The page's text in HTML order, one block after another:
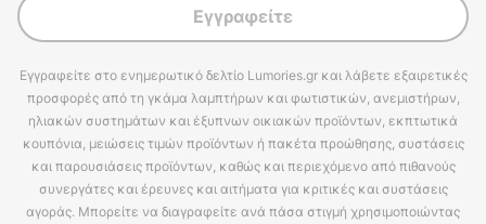
Εγγραφείτε
Εγγραφείτε στο ενημερωτικό δελτίο Lumories.gr και λάβετε εξαιρετικές
προσφορές από τη γκάμα λαμπτήρων και φωτιστικών, ανεμιστήρων,
ηλιακών συστημάτων και έξυπνων οικιακών προϊόντων, εκπτωτικά
κουπόνια, μειώσεις τιμών προϊόντων ή πακέτα προώθησης, συστάσεις
και παρουσιάσεις προϊόντων, καθώς και περιεχόμενο από πιθανούς
συνεργάτες και έρευνες και αιτήματα για κριτικές και συστάσεις
αγοράς. Μπορείτε να διαγραφείτε ανά πάσα στιγμή χρησιμοποιώντας